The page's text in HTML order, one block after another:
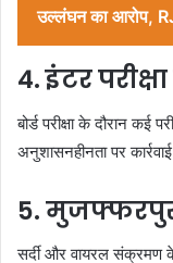
उल्लंघन का आरोप,
4. इंटर
बोर्ड परीक्षा के दौरान कई
अनुशासनहीनता पर
5. मुजफ्फरपुर
सर्दी और वायरल संक्रमण